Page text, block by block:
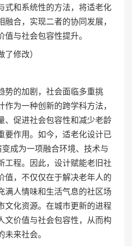
式和系统性的方法，将适老化
合，实现二者的协同发展，
与社会包容性提升。
了修改）
势的加剧，社会面临多重挑
为一种创新的跨学科方法，
、促进社会包容性和减少老龄
要作用。如今，适老化设计已
变成为一项融合环境、技术与
工程。因此，设计赋能老旧社
值，不仅仅在于解决老年人的
满人情味和生活气息的社区场
文化资源。在城市更新的进程
文价值与社会包容性，从而构
来社会。